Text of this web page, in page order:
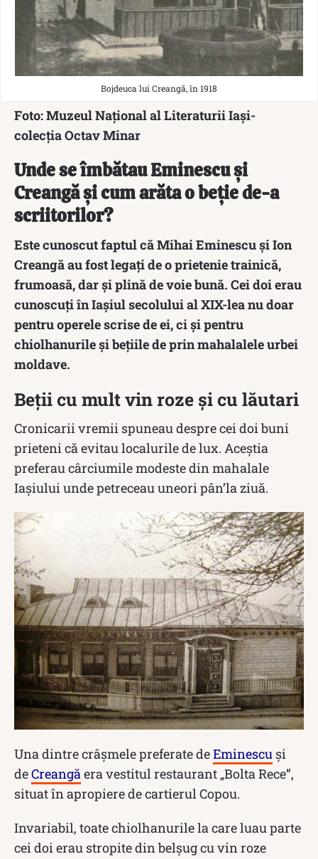
Bojdeuca lui Creangă, în 1918
Foto: Muzeul Naţional al Literaturii Iaşi-
colecţia Octav Minar
Unde se îmbătau Eminescu și
Creangă și cum arăta o beție de-a
scriitorilor?
Este cunoscut faptul că Mihai Eminescu şi Ion
Creangă au fost legați de o prietenie trainică,
frumoasă, dar și plină de voie bună. Cei doi erau
cunoscuţi în Iaşiul secolului al XIX-lea nu doar
pentru operele scrise de ei, ci şi pentru
chiolhanurile şi beţiile de prin mahalalele urbei
moldave.
Beții cu mult vin roze și cu lăutari
Cronicarii vremii spuneau despre cei doi buni
prieteni că evitau localurile de lux. Aceștia
preferau cârciumile modeste din mahalale
Iașiului unde petreceau uneori pân’la ziuă.
Una dintre crâșmele preferate deEminescu și
deCreangăera vestitul restaurant „Bolta Rece”,
situat în apropiere de cartierul Copou.
Invariabil, toate chiolhanurile la care luau parte
cei doi erau stropite din belșug cu vin roze